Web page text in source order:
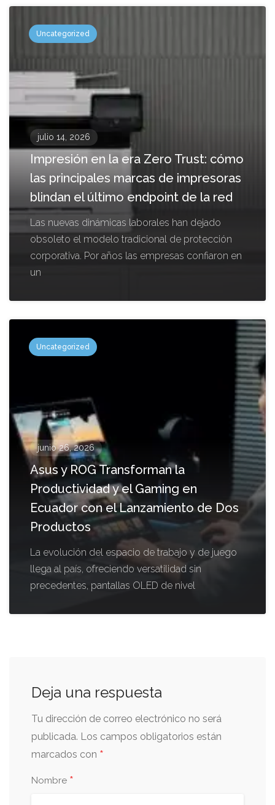
Uncategorized
julio 14, 2026
Impresión en la era Zero Trust: cómo
las principales marcas de impresoras
blindan el último endpoint de la red
Las nuevas dinámicas laborales han dejado
obsoleto el modelo tradicional de protección
corporativa. Por años las empresas confiaron en
un
Uncategorized
junio 26, 2026
Asus y ROG Transforman la
Productividad y el Gaming en
Ecuador con el Lanzamiento de Dos
Productos
La evolución del espacio de trabajo y de juego
llega al país, ofreciendo versatilidad sin
precedentes, pantallas OLED de nivel
Deja una respuesta
Tu dirección de correo electrónico no será
publicada. Los campos obligatorios están
marcados con *
Nombre *